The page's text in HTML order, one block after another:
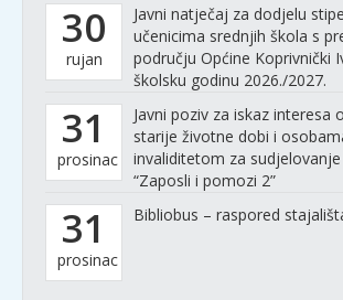
30
rujan
Javni natječaj za dodjelu
učenicima srednjih škola s
području Općine Koprivnički
školsku godinu 2026./2027.
31
prosinac
Javni poziv za iskaz interesa
starije životne dobi i
invaliditetom za
“Zaposli i pomozi 2”
31
prosinac
Bibliobus – raspored